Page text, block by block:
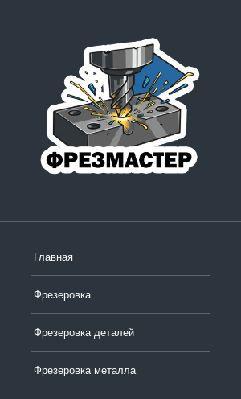
Главная
Фрезеровка
Фрезеровка деталей
Фрезеровка металла